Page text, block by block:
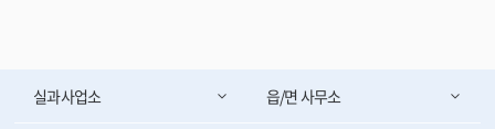
실과사업소 읍/면 사무소